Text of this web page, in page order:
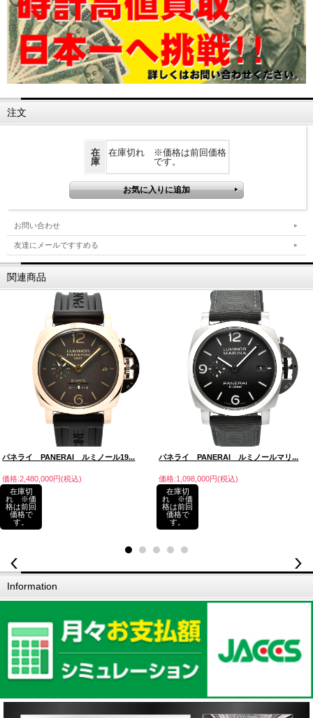
注文
在
庫
在庫切れ ※価格は前回価格
です。
お問い合わせ
友達にメールですすめる
関連商品
パネライ PANERAI ルミノール19...
価格:2,480,000円(税込)
在庫切
れ ※価
格は前回
価格で
す。
パネライ PANERAI ルミノールマリ...
価格:1,098,000円(税込)
在庫切
れ ※価
格は前回
価格で
す。
Information